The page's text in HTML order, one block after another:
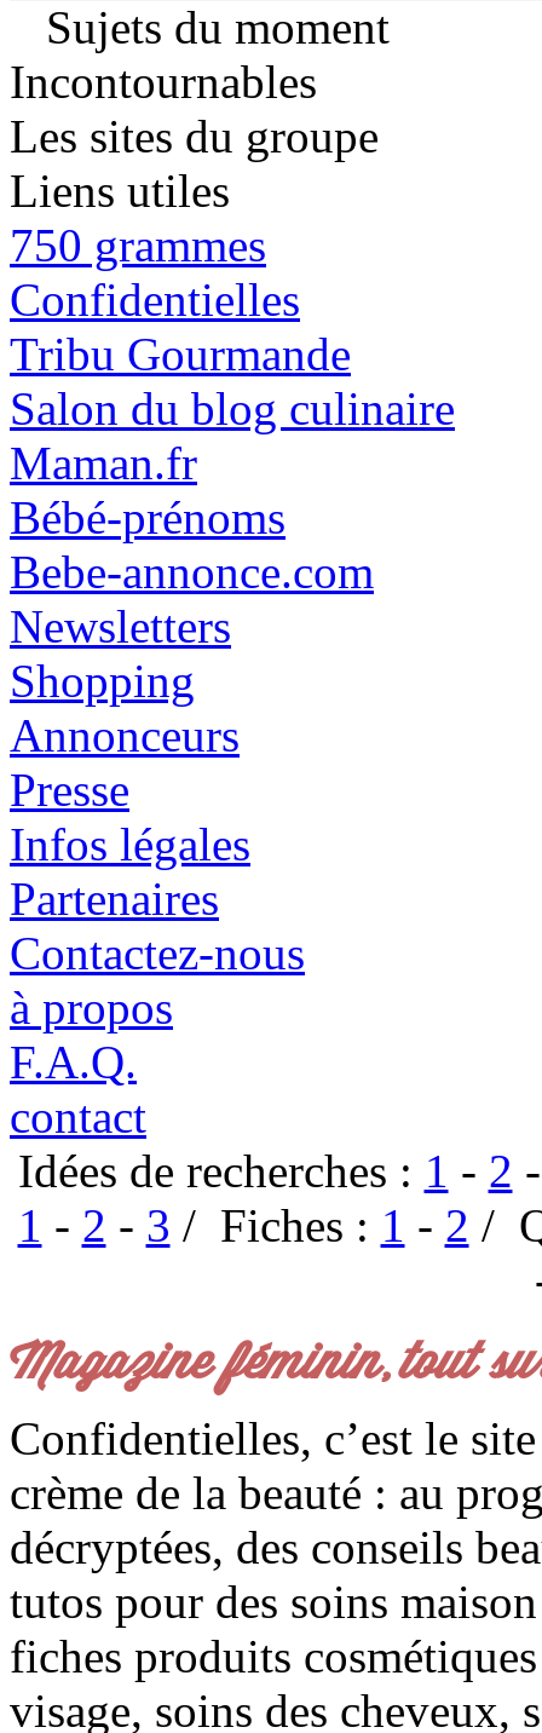
Sujets du moment
Incontournables
Les sites du groupe
Liens utiles
750 grammes
Confidentielles
Tribu Gourmande
Salon du blog culinaire
Maman.fr
Bébé-prénoms
Bebe-annonce.com
Newsletters
Shopping
Annonceurs
Presse
Infos légales
Partenaires
Contactez-nous
à propos
F.A.Q.
contact
Idées de recherches : 1 - 2
1 - 2 - 3 / Fiches : 1 - 2 /
Magazine féminin, tout
Confidentielles, c’est le
crème de la beauté : au
décryptées, des conseils
tutos pour des soins
fiches produits
visage, soins des cheveux,